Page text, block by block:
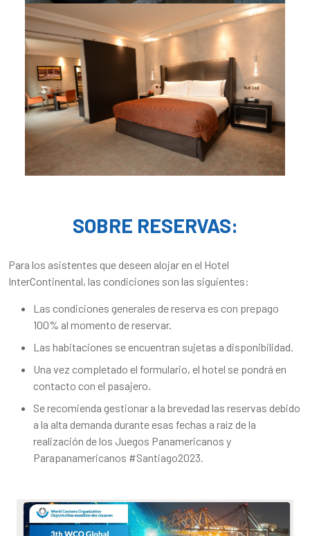
SOBRE RESERVAS:
Para los asistentes que deseen alojar en el Hotel
InterContinental, las condiciones son las siguientes:
Las condiciones generales de reserva es con prepago
100% al momento de reservar.
Las habitaciones se encuentran sujetas a disponibilidad.
Una vez completado el formulario, el hotel se pondrá en
contacto con el pasajero.
Se recomienda gestionar a la brevedad las reservas debido
a la alta demanda durante esas fechas a raíz de la
realización de los Juegos Panamericanos y
Parapanamericanos #Santiago2023.